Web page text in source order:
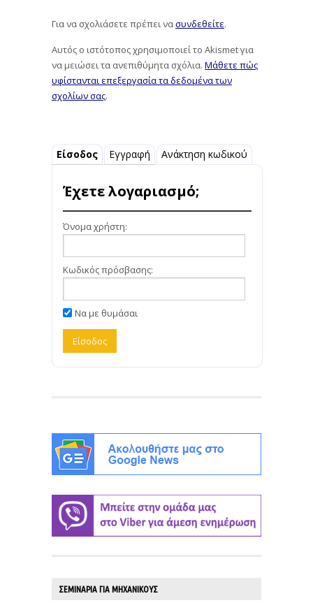
Για να σχολιάσετε πρέπει νασυνδεθείτε.
Αυτός ο ιστότοπος χρησιμοποιεί το Akismet για
να μειώσει τα ανεπιθύμητα σχόλια. Μάθετε πώς
υφίστανται επεξεργασία τα δεδομένα των
σχολίων σας.
Είσοδος Εγγραφή Ανάκτηση κωδικού
Έχετε λογαριασμό;
Όνομα χρήστη:
Κωδικός πρόσβασης:
Να με θυμάσαι
ΣΕΜΙΝΑΡΙΑ ΓΙΑ ΜΗΧΑΝΙΚΟΥΣ